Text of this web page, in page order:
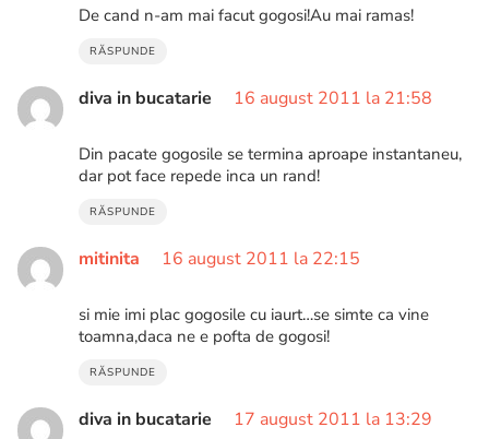
De cand n-am mai facut gogosi!Au mai ramas!
RĂSPUNDE
diva in bucatarie 16 august 2011 la 21:58
Din pacate gogosile se termina aproape instantaneu,
dar pot face repede inca un rand!
RĂSPUNDE
mitinita 16 august 2011 la 22:15
si mie imi plac gogosile cu iaurt…se simte ca vine
toamna,daca ne e pofta de gogosi!
RĂSPUNDE
diva in bucatarie 17 august 2011 la 13:29